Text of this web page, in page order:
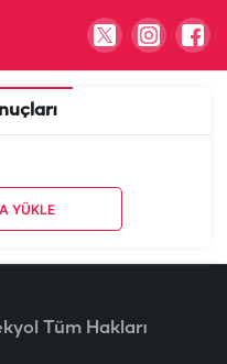
YÜKLE
Tüm Hakları